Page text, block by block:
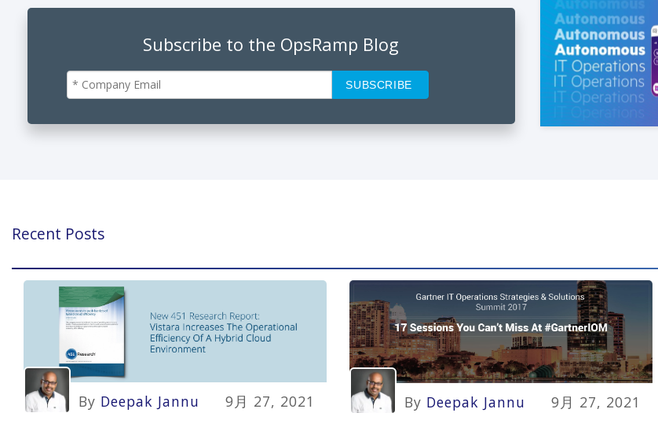
Subscribe to the OpsRamp Blog
Phanidhar Koganti
June 18, 2024
Recent Posts
By Deepak Jannu 9月 27, 2021 By Deepak Jannu 9月 27, 2021